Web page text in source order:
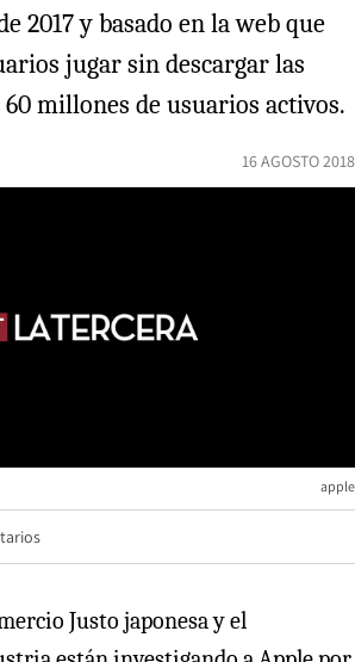
2017 y basado en la web que
jugar sin descargar las
millones de usuarios activos.
16 AGOSTO 2018
apple
Justo japonesa y el